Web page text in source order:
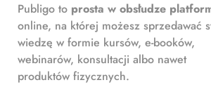
Publigo to prosta w obsłudze
online, na której możesz sprzedawać
wiedzę w formie kursów, e-booków,
webinarów, konsultacji albo nawet
produktów fizycznych.